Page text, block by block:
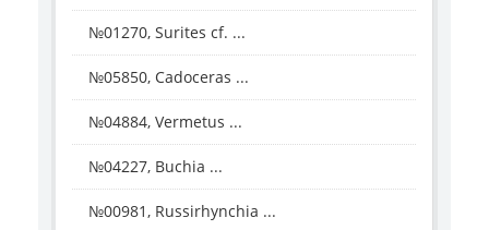
№01270, Surites cf. ...
№05850, Cadoceras ...
№04884, Vermetus ...
№04227, Buchia ...
№00981, Russirhynchia ...